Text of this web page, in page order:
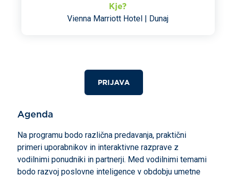
Kje?
Vienna Marriott Hotel | Dunaj
PRIJAVA
Agenda
Na programu bodo različna predavanja, praktični
primeri uporabnikov in interaktivne razprave z
vodilnimi ponudniki in partnerji. Med vodilnimi temami
bodo razvoj poslovne inteligence v obdobju umetne